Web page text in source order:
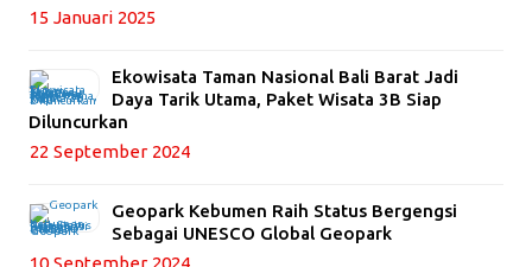
15 Januari 2025
Ekowisata Taman Nasional Bali Barat Jadi
Daya Tarik Utama, Paket Wisata 3B Siap
Diluncurkan
22 September 2024
Geopark Kebumen Raih Status Bergengsi
Sebagai UNESCO Global Geopark